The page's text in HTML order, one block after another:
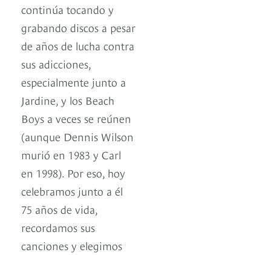
continúa tocando y
grabando discos a pesar
de años de lucha contra
sus adicciones,
especialmente junto a
Jardine, y los Beach
Boys a veces se reúnen
(aunque Dennis Wilson
murió en 1983 y Carl
en 1998). Por eso, hoy
celebramos junto a él
75 años de vida,
recordamos sus
canciones y elegimos